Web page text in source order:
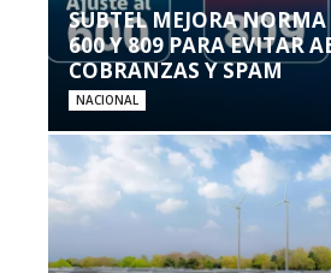
SUBTEL MEJORA NORMA
600 Y 809 PARA EVITAR
COBRANZAS Y SPAM
NACIONAL